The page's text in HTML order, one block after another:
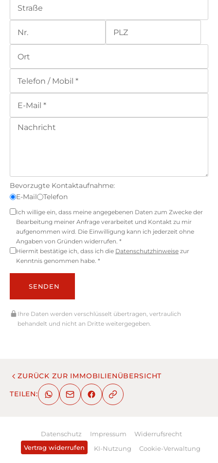
Bevorzugte Kontaktaufnahme:
E-Mail
Telefon
Ich willige ein, dass meine angegebenen Daten zum Zwecke der
Bearbeitung meiner Anfrage verarbeitet und Kontakt zu mir
aufgenommen wird. Die Einwilligung kann ich jederzeit ohne
Angaben von Gründen widerrufen. *
Hiermit bestätige ich, dass ich die Datenschutzhinweise zur
Kenntnis genommen habe. *
SENDEN
Ihre Daten werden verschlüsselt übertragen, vertraulich
behandelt und nicht an Dritte weitergegeben.
ZURÜCK ZUR IMMOBILIENÜBERSICHT
TEILEN:
Datenschutz Impressum
Widerrufsrecht
Vertrag widerrufen
KI-Nutzung Cookie-Verwaltung